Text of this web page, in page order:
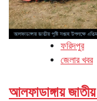
ফরিদপুর
জেলার খবর
আলফাডাঙ্গায়